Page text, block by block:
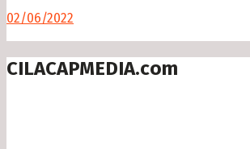
02/06/2022
CILACAPMEDIA.com